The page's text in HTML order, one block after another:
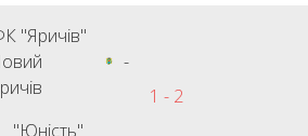
"Яричів"
-
"Юність"
1 - 2